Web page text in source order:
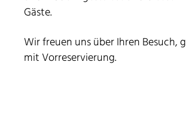
Gäste.
Wir freuen uns über Ihren Besuch,
mit Vorreservierung.